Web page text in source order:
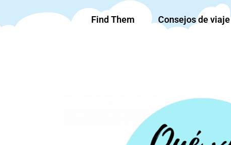
Find Them Consejos de viaje